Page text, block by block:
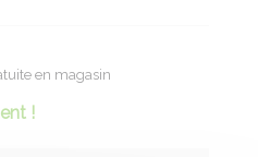
en magasin
!